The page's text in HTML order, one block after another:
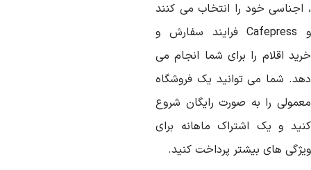
اجناسی خود را انتخاب می کنند
Cafepressفرایند سفارش و
اقلام را برای شما انجام می
شما می توانید یک فروشگاه
را به صورت رایگان شروع
و یک اشتراک ماهانه برای
های بیشتر پرداخت کنید.